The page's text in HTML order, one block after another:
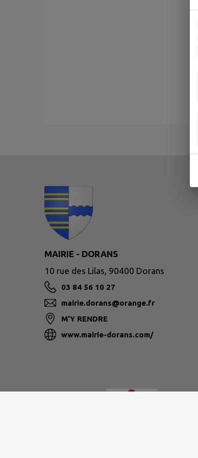
MAIRIE - DORANS
10 rue des Lilas, 90400 Dorans
03 84 56 10 27
mairie.dorans@orange.fr
M'Y RENDRE
www.mairie-dorans.com/